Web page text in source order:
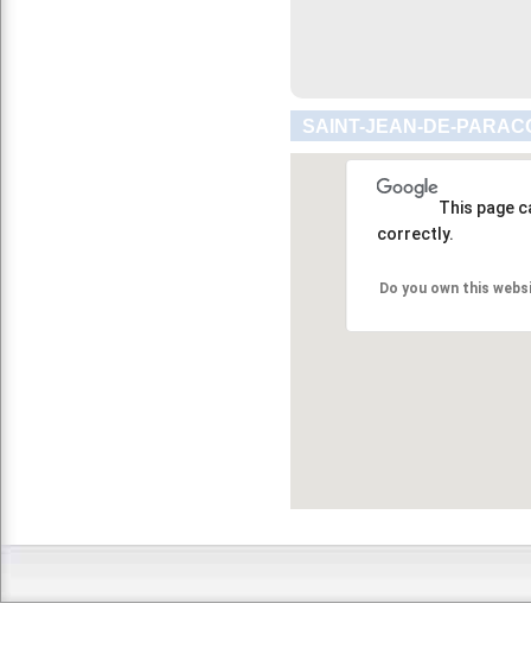
SAINT-JEAN-DE-
This page
correctly.
Do you own this